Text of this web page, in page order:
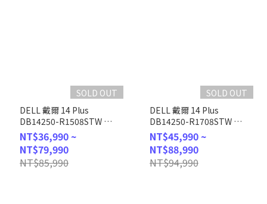
SOLD OUT
DELL 戴爾 14 Plus
DB14250-R1508STW 銀
色 (Intel Core Ultra 5
226V/16G/1TB/WIN11/2.5K/14)
客製化AI文書筆電
NT$36,990 ~
NT$79,990
NT$85,990
SOLD OUT
DELL 戴爾 14 Plus
DB14250-R1708STW 銀
色 (Intel Core Ultra 7
258V/32GB/1TB/WIN11/2.5K/
客製化AI文書筆電
NT$45,990 ~
NT$88,990
NT$94,990